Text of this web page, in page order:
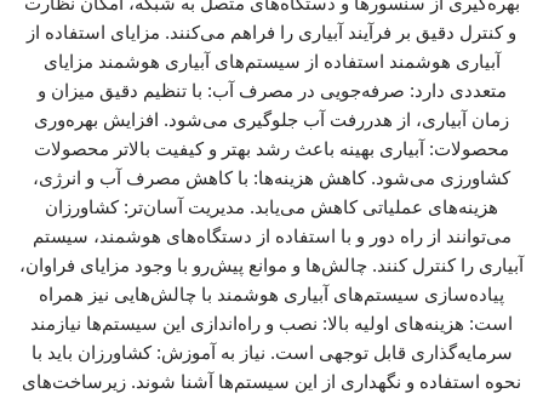
و کنترل دقیق بر فرآیند آبیاری را فراهم می‌کنند. مزایای استفاده از
آبیاری هوشمند استفاده از سیستم‌های آبیاری هوشمند مزایای
متعددی دارد: صرفه‌جویی در مصرف آب: با تنظیم دقیق میزان و
زمان آبیاری، از هدررفت آب جلوگیری می‌شود. افزایش بهره‌وری
محصولات: آبیاری بهینه باعث رشد بهتر و کیفیت بالاتر محصولات
کشاورزی می‌شود. کاهش هزینه‌ها: با کاهش مصرف آب و انرژی،
هزینه‌های عملیاتی کاهش می‌یابد. مدیریت آسان‌تر: کشاورزان
می‌توانند از راه دور و با استفاده از دستگاه‌های هوشمند، سیستم
آبیاری را کنترل کنند. چالش‌ها و موانع پیش‌رو با وجود مزایای فراوان،
پیاده‌سازی سیستم‌های آبیاری هوشمند با چالش‌هایی نیز همراه
است: هزینه‌های اولیه بالا: نصب و راه‌اندازی این سیستم‌ها نیازمند
سرمایه‌گذاری قابل توجهی است. نیاز به آموزش: کشاورزان باید با
نحوه استفاده و نگهداری از این سیستم‌ها آشنا شوند. زیرساخت‌های